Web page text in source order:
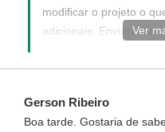
modificar o projeto o
adicionais. Enviaremos
funciona, quais os
Ver
Gerson Ribeiro
Boa tarde. Gostaria de